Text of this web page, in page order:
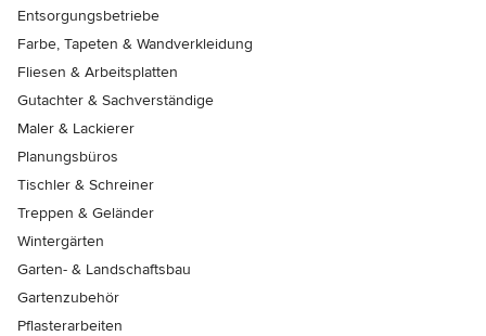
Entsorgungsbetriebe
Farbe, Tapeten & Wandverkleidung
Fliesen & Arbeitsplatten
Gutachter & Sachverständige
Maler & Lackierer
Planungsbüros
Tischler & Schreiner
Treppen & Geländer
Wintergärten
Garten- & Landschaftsbau
Gartenzubehör
Pflasterarbeiten